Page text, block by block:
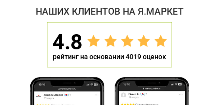
НАШИХ КЛИЕНТОВ НА Я.МАРКЕТ
4.8
рейтинг на основании 4019 оценок